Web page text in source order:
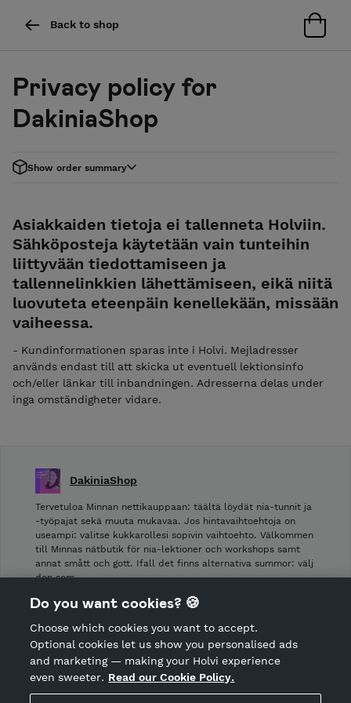
Back to shop
Privacy policy for
DakiniaShop
Show order summary
Asiakkaiden tietoja ei tallenneta Holviin.
Sähköposteja käytetään vain tunteihin
liittyvään tiedottamiseen ja
tallennelinkkien lähettämiseen, eikä niitä
luovuteta eteenpäin kenellekään, missään
vaiheessa.
- Kundinformationen sparas inte i Holvi. Mejladresser
används endast till att skicka ut eventuell lektionsinfo
och/eller länkar till inbandningen. Adresserna delas under
inga omständigheter vidare.
Hosted by Holvi
DakiniaShop
Tervetuloa Minnan nettikauppaan: täältä löydät nia-tunnit ja
-työpajat sekä muuta mukavaa. Jos hintavaihtoehtoja on
useampi: valitse kukkarollesi sopivin vaihtoehto. Välkommen
till Minnas nätbutik för nia-lektioner och workshops samt
annat smått och gott. Ifall det finns alternativa summor: välj
den som …
Shop privacy policy
CANCEL ORDER
Do you want cookies? 🍪
Choose which cookies you want to accept.
Optional cookies let us show you personalised ads
and marketing — making your Holvi experience
even sweeter. Read our Cookie Policy.